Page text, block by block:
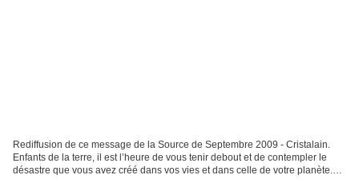
Rediffusion de ce message de la Source de Septembre 2009 - Cristalain.
Enfants de la terre, il est l’heure de vous tenir debout et de contempler le
désastre que vous avez créé dans vos vies et dans celle de votre planète.